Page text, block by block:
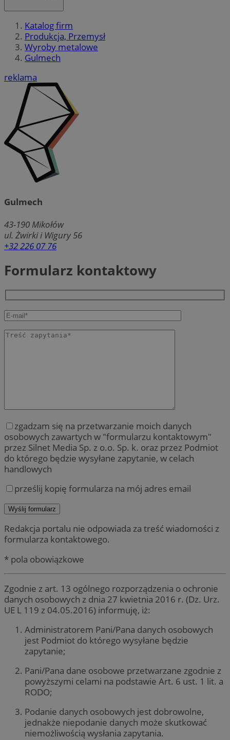
Katalog firm
Produkcja, Przemysł
Wyroby metalowe
Gulmech
reklama
Gulmech
43-190 Mikołów
ul. Żwirki i Wigury 56
+32 226 07 76
Formularz kontaktowy
zgadzam się na przetwarzanie moich danych
osobowych zawartych w "formularzu kontaktowym"
przez Silnet Media Sp. z o.o. Sp. k. oraz przez Podmiot
do którego będzie wysyłane zapytanie, w celach
handlowych
prześlij kopię formularza na mój adres email
Redakcja portalu nie odpowiada za treść wiadomości z
formularza kontaktowego.
* pola obowiązkowe
Zgodnie z art. 13 ogólnego rozporządzenia o ochronie
danych osobowych z dnia 27 kwietnia 2016 r. (Dz. Urz.
UE L 119 z 04.05.2016) informuję, iż:
Administratorem Pani/Pana danych osobowych
jest Podmiot do którego wysyłane będzie
zapytanie;
Pani/Pana dane osobowe przetwarzane zgodnie z
powyższymi celami na podstawie Art. 6 ust. 1 lit. a
RODO;
Podanie danych osobowych jest dobrowolne,
jednakże niepodanie danych może skutkować
niemożliwością wysłania zapytania.